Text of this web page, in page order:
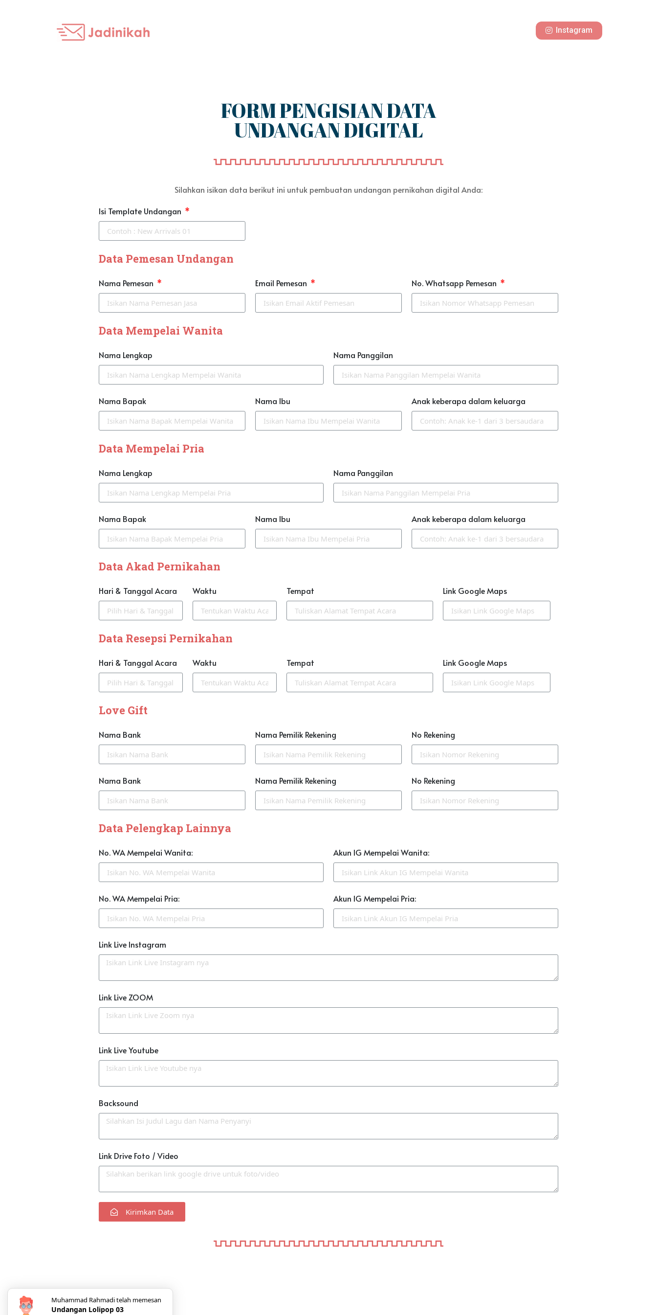
Instagram
FORM PENGISIAN DATA
UNDANGAN DIGITAL
Silahkan isikan data berikut ini untuk pembuatan undangan pernikahan digital Anda:
Isi Template Undangan
Data Pemesan Undangan
Nama Pemesan Email Pemesan No. Whatsapp Pemesan
Data Mempelai Wanita
Nama Lengkap Nama Panggilan
Nama Bapak Nama Ibu Anak keberapa dalam keluarga
Data Mempelai Pria
Nama Lengkap Nama Panggilan
Nama Bapak Nama Ibu Anak keberapa dalam keluarga
Data Akad Pernikahan
Hari & Tanggal Acara Waktu Tempat Link Google Maps
Data Resepsi Pernikahan
Hari & Tanggal Acara Waktu Tempat Link Google Maps
Love Gift
Nama Bank Nama Pemilik Rekening No Rekening
Nama Bank Nama Pemilik Rekening No Rekening
Data Pelengkap Lainnya
No. WA Mempelai Wanita: Akun IG Mempelai Wanita:
No. WA Mempelai Pria: Akun IG Mempelai Pria:
Link Live Instagram
Link Live ZOOM
Link Live Youtube
Backsound
Link Drive Foto / Video
Kirimkan Data
Muhammad Rahmadi telah memesan
Undangan Lolipop 03